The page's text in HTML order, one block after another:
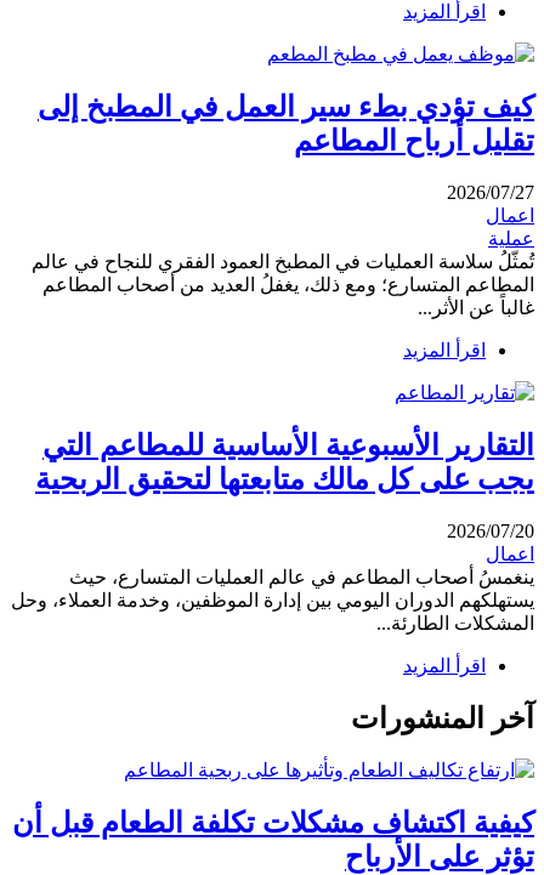
اقرأ المزيد
كيف تؤدي بطء سير العمل في المطبخ إلى
تقليل أرباح المطاعم
2026/07/27
اعمال
عملية
تُمثّلُ سلاسة العمليات في المطبخ العمود الفقري للنجاح في عالم
المطاعم المتسارع؛ ومع ذلك، يغفلُ العديد من أصحاب المطاعم
غالباً عن الأثر...
اقرأ المزيد
التقارير الأسبوعية الأساسية للمطاعم التي
يجب على كل مالك متابعتها لتحقيق الربحية
2026/07/20
اعمال
ينغمسُ أصحاب المطاعم في عالم العمليات المتسارع، حيث
يستهلكهم الدوران اليومي بين إدارة الموظفين، وخدمة العملاء، وحل
المشكلات الطارئة...
اقرأ المزيد
آخر المنشورات
كيفية اكتشاف مشكلات تكلفة الطعام قبل أن
تؤثر على الأرباح